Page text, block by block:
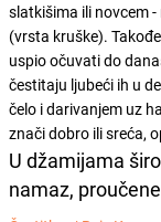
slatkišima ili novcem
(vrsta kruške).
uspio očuvati do
čestitaju ljubeći ih u
čelo i darivanjem uz
znači dobro ili sreća,
U džamijama
namaz,